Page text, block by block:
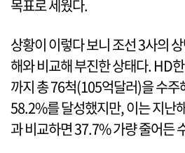
목표로 세웠다.
상황이 이렇다 보니 조선 3사의
해와 비교해 부진한 상태다. HD
까지 총 76척(105억달러)을 수주
58.2%를 달성했지만, 이는 지난
과 비교하면 37.7% 가량 줄어든